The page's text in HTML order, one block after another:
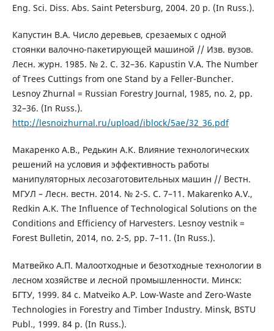
Eng. Sci. Diss. Abs. Saint Petersburg, 2004. 20 p. (In Russ.).
Капустин В.А. Число деревьев, срезаемых с одной
стоянки валочно-пакетирующей машиной // Изв. вузов.
Лесн. журн. 1985. № 2. С. 32–36. Kapustin V.A. The Number
of Trees Cuttings from one Stand by a Feller-Buncher.
Lesnoy Zhurnal = Russian Forestry Journal, 1985, no. 2, pp.
32–36. (In Russ.).
http://lesnoizhurnal.ru/upload/iblock/5ae/32_36.pdf
Макаренко А.В., Редькин А.К. Влияние технологических
решений на условия и эффективность работы
манипуляторных лесозаготовительных машин // Вестн.
МГУЛ – Лесн. вестн. 2014. № 2-S. С. 7–11. Makarenko A.V.,
Redkin A.K. The Influence of Technological Solutions on the
Conditions and Efficiency of Harvesters. Lesnoy vestnik =
Forest Bulletin, 2014, no. 2-S, pp. 7–11. (In Russ.).
Матвейко А.П. Малоотходные и безотходные технологии в
лесном хозяйстве и лесной промышленности. Минск:
БГТУ, 1999. 84 с. Matveiko A.P. Low-Waste and Zero-Waste
Technologies in Forestry and Timber Industry. Minsk, BSTU
Publ., 1999. 84 p. (In Russ.).